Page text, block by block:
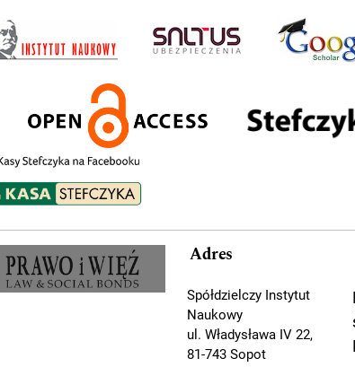
Adres
Spółdzielczy Instytut
Naukowy
ul. Władysława IV 22,
81-743 Sopot